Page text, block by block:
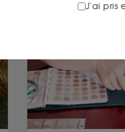
J'ai pris